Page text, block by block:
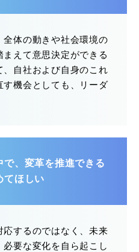
体の動きや社会環境の
えて意思決定ができる
自社および自身のこれ
機会としても、リーダ
、変革を推進できる
てほしい
するのではなく、未来
要な変化を自ら起こし